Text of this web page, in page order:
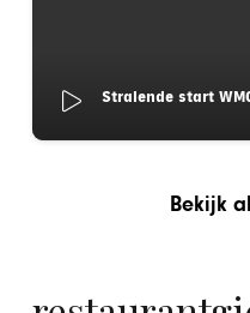
Stralende start
Bekijk